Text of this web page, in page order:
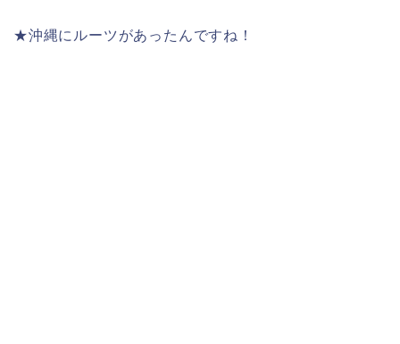
★沖縄にルーツがあったんですね！